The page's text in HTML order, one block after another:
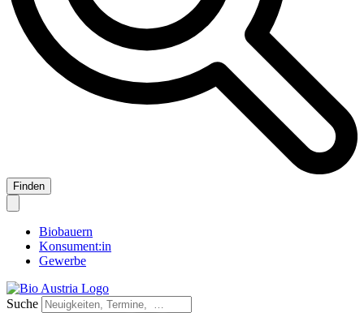
Biobauern
Konsument:in
Gewerbe
Suche